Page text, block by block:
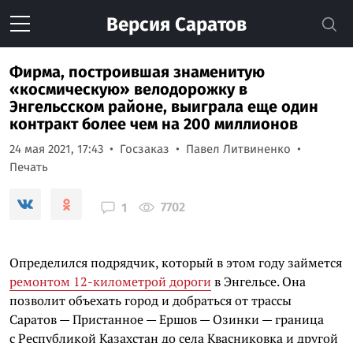
Версия Саратов
Фирма, построившая знаменитую
«космическую» велодорожку в
Энгельсском районе, выиграла еще один
контракт более чем на 200 миллионов
24 мая 2021, 17:43 Госзаказ
Павел Литвиненко
Печать
1 7702
Определился подрядчик, который в этом году займется
ремонтом 12-километрой дороги в Энгельсе. Она
позволит объехать город и добраться от трассы
Саратов — Пристанное — Ершов — Озинки — граница
с Республикой Казахстан до села Квасниковка и другой